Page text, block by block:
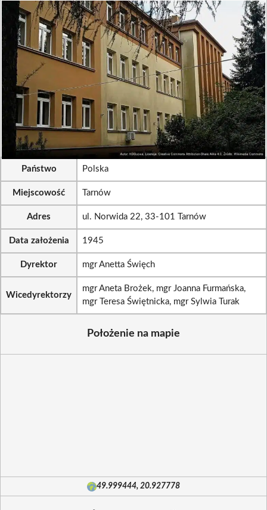
Państwo Polska
Miejscowość Tarnów
Adres ul. Norwida 22, 33-101 Tarnów
Data założenia 1945
Dyrektor mgr Anetta Święch
Wicedyrektorzy
mgr Aneta Brożek, mgr Joanna Furmańska,
mgr Teresa Świętnicka, mgr Sylwia Turak
Położenie na mapie
49.999444, 20.927778